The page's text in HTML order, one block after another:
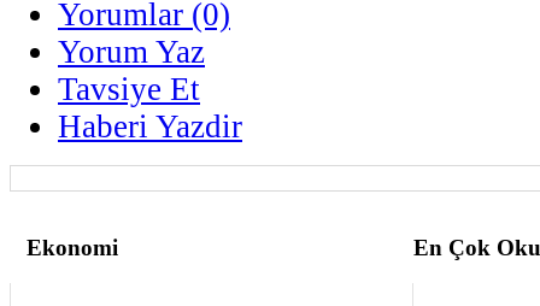
Yorumlar (0)
Yorum Yaz
Tavsiye Et
Haberi Yazdir
Ekonomi En Çok